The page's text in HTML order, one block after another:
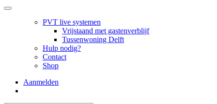
PVT live systemen
Vrijstaand met gastenverblijf
Tussenwoning Delft
Hulp nodig?
Contact
Shop
Aanmelden